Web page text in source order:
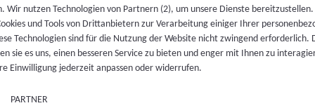
EIN
Juni. 2026 // 240
70-JAHRE-FEIER DER
REITERGRUPPE WALS
Di., 30. Juni. 2026 // 229
Wir nutzen Technologien von Partnern (2), um unsere Dienste bereitzustellen.
und Tools von Drittanbietern zur Verarbeitung einiger Ihrer
Technologien sind für die Nutzung der Website nicht zwingend erforderlich.
sie es uns, einen besseren Service zu bieten und enger mit Ihnen zu
Einwilligung jederzeit anpassen oder widerrufen.
PARTNER